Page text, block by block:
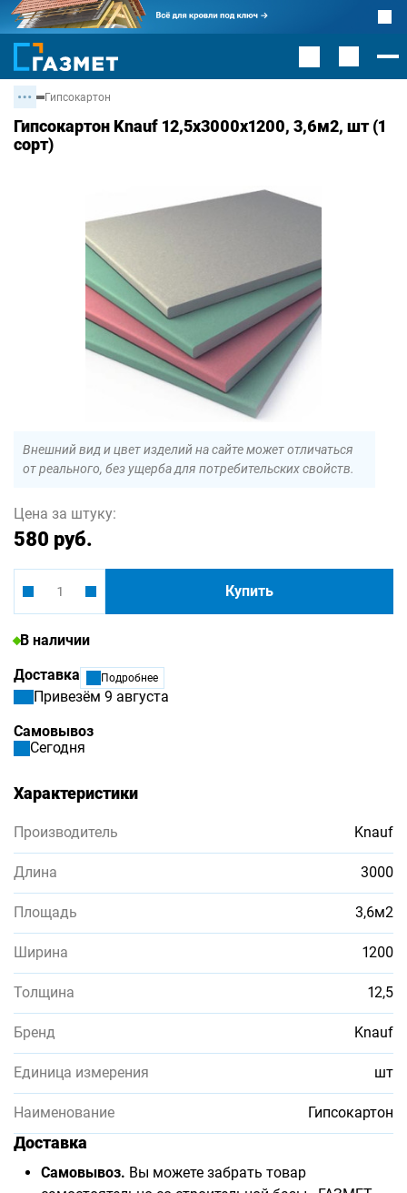
Гипсокартон
Гипсокартон Knauf 12,5х3000х1200, 3,6м2, шт (1
сорт)
Внешний вид и цвет изделий на сайте может отличаться
от реального, без ущерба для потребительских свойств.
Цена за штуку:
580 руб.
Купить
В наличии
Доставка
Подробнее
Привезём 9 августа
Самовывоз
Сегодня
Характеристики
Производитель Knauf
Длина 3000
Площадь 3,6м2
Ширина 1200
Толщина 12,5
Бренд Knauf
Единица измерения шт
Наименование Гипсокартон
Доставка
Самовывоз. Вы можете забрать товар